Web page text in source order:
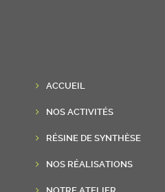
ACCUEIL
NOS ACTIVITÉS
RÉSINE DE SYNTHÈSE
NOS RÉALISATIONS